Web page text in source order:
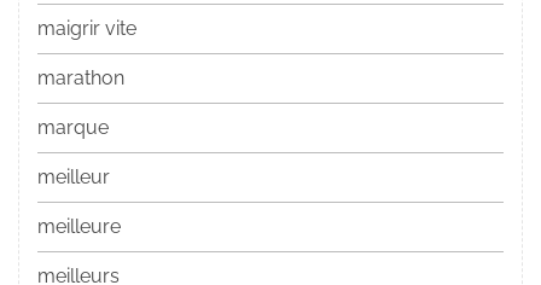
maigrir vite
marathon
marque
meilleur
meilleure
meilleurs